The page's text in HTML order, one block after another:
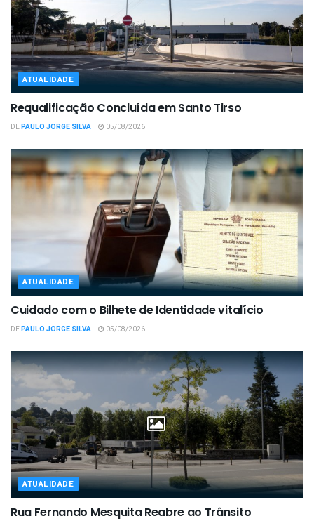
ATUALIDADE
Requalificação Concluída em Santo Tirso
DEPAULO JORGE SILVA 05/08/2026
ATUALIDADE
Cuidado com o Bilhete de Identidade vitalício
DEPAULO JORGE SILVA 05/08/2026
ATUALIDADE
Rua Fernando Mesquita Reabre ao Trânsito